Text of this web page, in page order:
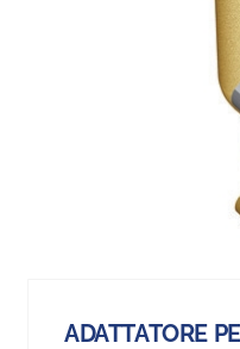
ADATTATORE